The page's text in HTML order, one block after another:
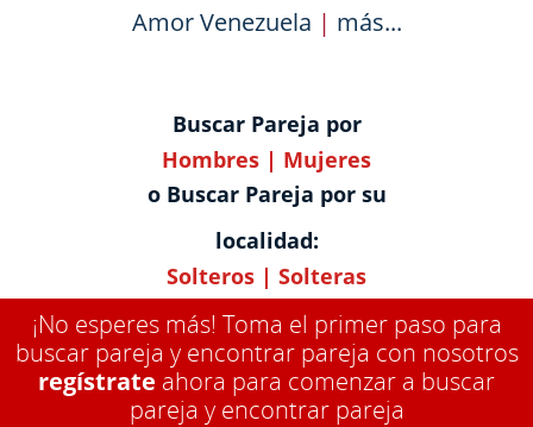
Amor Venezuela | más...
Buscar Pareja por
Hombres | Mujeres
o Buscar Pareja por su
localidad:
Solteros | Solteras
¡No esperes más! Toma el primer paso para
buscar pareja y encontrar pareja con nosotros
regístrate ahora para comenzar a buscar
pareja y encontrar pareja